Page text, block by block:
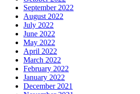
September 2022
August 2022
July 2022
June 2022
May 2022
April 2022
March 2022
February 2022
January 2022
December 2021